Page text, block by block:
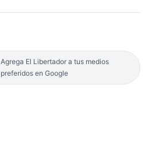
Agrega El Libertador a tus medios
preferidos en Google